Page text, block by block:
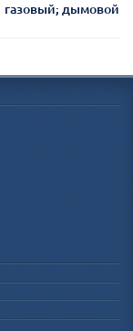
газовый; дымовой